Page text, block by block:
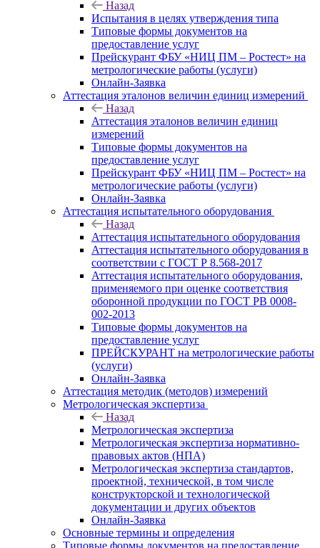
Назад
Испытания в целях утверждения типа
Типовые формы документов на
предоставление услуг
Прейскурант ФБУ «НИЦ ПМ – Ростест» на
метрологические работы (услуги)
Онлайн-Заявка
Аттестация эталонов величин единиц измерений
Назад
Аттестация эталонов величин единиц
измерений
Типовые формы документов на
предоставление услуг
Прейскурант ФБУ «НИЦ ПМ – Ростест» на
метрологические работы (услуги)
Онлайн-Заявка
Аттестация испытательного оборудования
Назад
Аттестация испытательного оборудования
Аттестация испытательного оборудования в
соответствии с ГОСТ Р 8.568-2017
Аттестация испытательного оборудования,
применяемого при оценке соответствия
оборонной продукции по ГОСТ РВ 0008-
002-2013
Типовые формы документов на
предоставление услуг
ПРЕЙСКУРАНТ на метрологические работы
(услуги)
Онлайн-Заявка
Аттестация методик (методов) измерений
Метрологическая экспертиза
Назад
Метрологическая экспертиза
Метрологическая экспертиза нормативно-
правовых актов (НПА)
Метрологическая экспертиза стандартов,
проектной, технической, в том числе
конструкторской и технологической
документации и других объектов
Онлайн-Заявка
Основные термины и определения
Типовые формы документов на предоставление